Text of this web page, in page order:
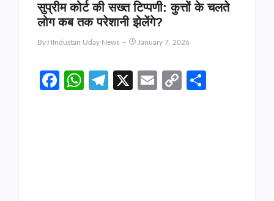
सुप्रीम कोर्ट की सख्त टिप्पणी: कुत्तों के चलते
लोग कब तक परेशानी झेलेंगे?
By HIndustan Uday News January 7, 2026
Facebook
WhatsApp
Telegram
X EmailCopy